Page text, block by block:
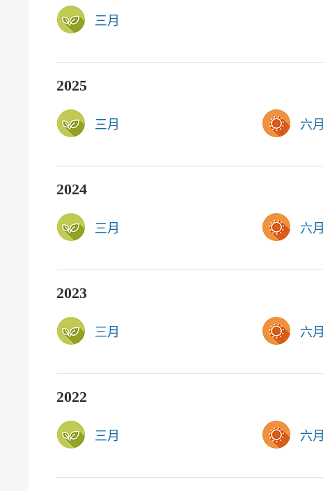
三月
2025
三月 六月
2024
三月 六月
2023
三月 六月
2022
三月 六月